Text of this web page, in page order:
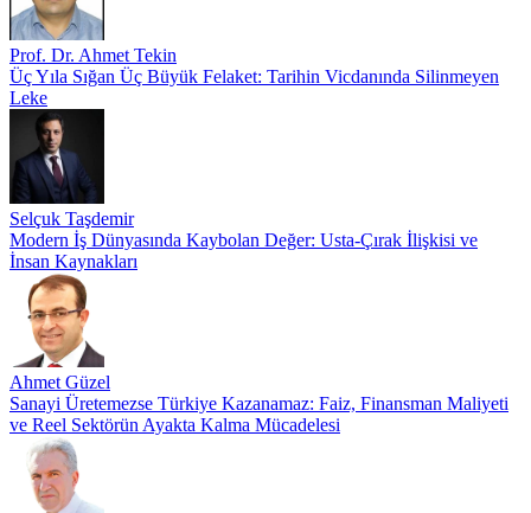
Prof. Dr. Ahmet Tekin
Üç Yıla Sığan Üç Büyük Felaket: Tarihin Vicdanında Silinmeyen
Leke
Selçuk Taşdemir
Modern İş Dünyasında Kaybolan Değer: Usta-Çırak İlişkisi ve
İnsan Kaynakları
Ahmet Güzel
Sanayi Üretemezse Türkiye Kazanamaz: Faiz, Finansman Maliyeti
ve Reel Sektörün Ayakta Kalma Mücadelesi